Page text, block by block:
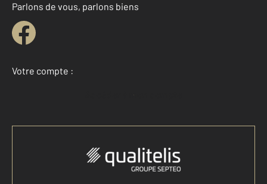
Parlons de vous, parlons biens
Votre compte :
Accéder à mon compte